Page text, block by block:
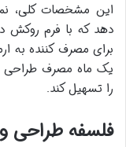
این مشخصات کلی،
دهد که با فرم روکش
یک ماه مصرف طراحی
را تسهیل کند.
فلسفه طراحی